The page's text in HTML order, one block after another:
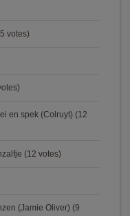
votes)
en spek (Colruyt) (12
(12 votes)
(Jamie Oliver) (9